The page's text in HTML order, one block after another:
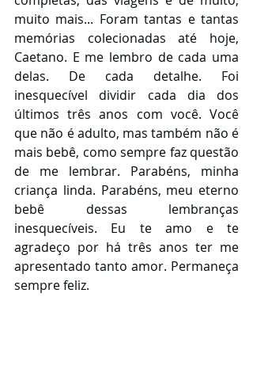
muito mais... Foram tantas e tantas
memórias colecionadas até hoje,
Caetano. E me lembro de cada uma
delas. De cada detalhe. Foi
inesquecível dividir cada dia dos
últimos três anos com você. Você
que não é adulto, mas também não é
mais bebê, como sempre faz questão
de me lembrar. Parabéns, minha
criança linda. Parabéns, meu eterno
bebê dessas lembranças
inesquecíveis. Eu te amo e te
agradeço por há três anos ter me
apresentado tanto amor. Permaneça
sempre feliz.